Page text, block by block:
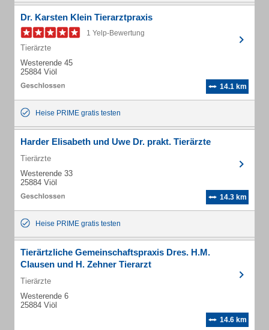
Dr. Karsten Klein Tierarztpraxis
1 Yelp-Bewertung
Tierärzte
Westerende 45
25884 Viöl
14.1 km
Heise PRIME gratis testen
Harder Elisabeth und Uwe Dr. prakt. Tierärzte
Tierärzte
Westerende 33
25884 Viöl
14.3 km
Heise PRIME gratis testen
Tierärtzliche Gemeinschaftspraxis Dres. H.M.
Clausen und H. Zehner Tierarzt
Tierärzte
Westerende 6
25884 Viöl
14.6 km